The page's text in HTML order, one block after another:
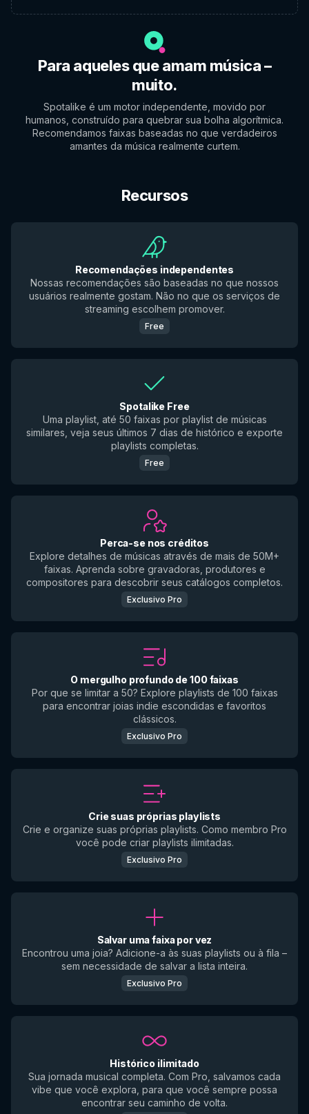
Para aqueles que amam música –
muito.
Spotalike é um motor independente, movido por
humanos, construído para quebrar sua bolha algorítmica.
Recomendamos faixas baseadas no que verdadeiros
amantes da música realmente curtem.
Recursos
Recomendações independentes
Nossas recomendações são baseadas no que nossos
usuários realmente gostam. Não no que os serviços de
streaming escolhem promover.
Free
Spotalike Free
Uma playlist, até 50 faixas por playlist de músicas
similares, veja seus últimos 7 dias de histórico e exporte
playlists completas.
Free
Perca-se nos créditos
Explore detalhes de músicas através de mais de 50M+
faixas. Aprenda sobre gravadoras, produtores e
compositores para descobrir seus catálogos completos.
Exclusivo Pro
O mergulho profundo de 100 faixas
Por que se limitar a 50? Explore playlists de 100 faixas
para encontrar joias indie escondidas e favoritos
clássicos.
Exclusivo Pro
Crie suas próprias playlists
Crie e organize suas próprias playlists. Como membro Pro
você pode criar playlists ilimitadas.
Exclusivo Pro
Salvar uma faixa por vez
Encontrou uma joia? Adicione-a às suas playlists ou à fila –
sem necessidade de salvar a lista inteira.
Exclusivo Pro
Histórico ilimitado
Sua jornada musical completa. Com Pro, salvamos cada
vibe que você explora, para que você sempre possa
encontrar seu caminho de volta.